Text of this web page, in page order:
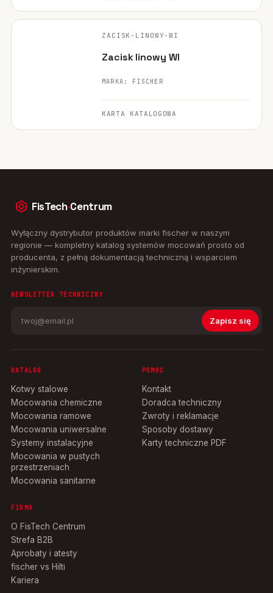
FISCHER ·
ORYGINALNE ZDJĘCIE
ZACISK-LINOWY-WI
Zacisk linowy WI
MARKA: FISCHER
KARTA KATALOGOWA
FisTech·Centrum
Wyłączny dystrybutor produktów marki fischer w naszym
regionie — kompletny katalog systemów mocowań prosto od
producenta, z pełną dokumentacją techniczną i wsparciem
inżynierskim.
NEWSLETTER TECHNICZNY
Zapisz się
KATALOG
Kotwy stalowe
Mocowania chemiczne
Mocowania ramowe
Mocowania uniwersalne
Systemy instalacyjne
Mocowania w pustych
przestrzeniach
Mocowania sanitarne
POMOC
Kontakt
Doradca techniczny
Zwroty i reklamacje
Sposoby dostawy
Karty techniczne PDF
FIRMA
O FisTech Centrum
Strefa B2B
Aprobaty i atesty
fischer vs Hilti
Kariera